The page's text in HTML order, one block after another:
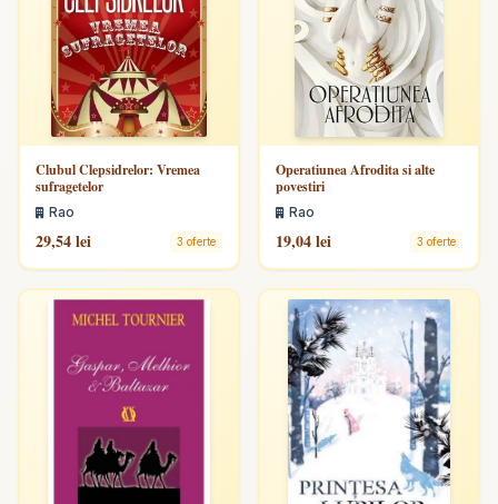
Clubul Clepsidrelor: Vremea
sufragetelor
Rao
29,54 lei 3 oferte
Operatiunea Afrodita si alte
povestiri
Rao
19,04 lei 3 oferte